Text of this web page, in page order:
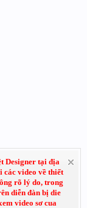
Designer tại địa
các video về thiết
rõ lý do, trong
diễn đàn bị die
video sơ cua